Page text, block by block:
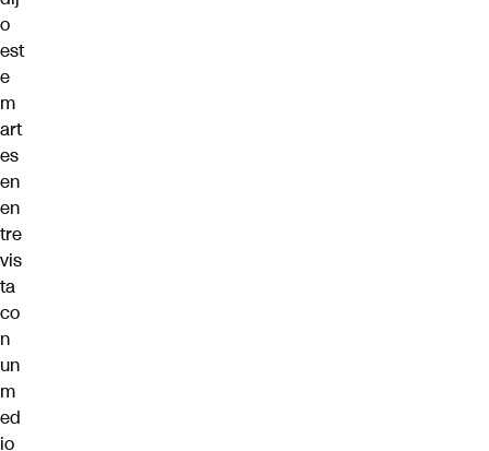
o
est
e
m
art
es
en
en
tre
vis
ta
co
n
un
m
ed
io